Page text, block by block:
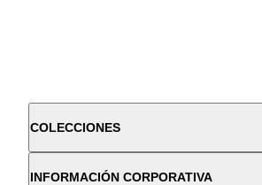
COLECCIONES
INFORMACIÓN CORPORATIVA